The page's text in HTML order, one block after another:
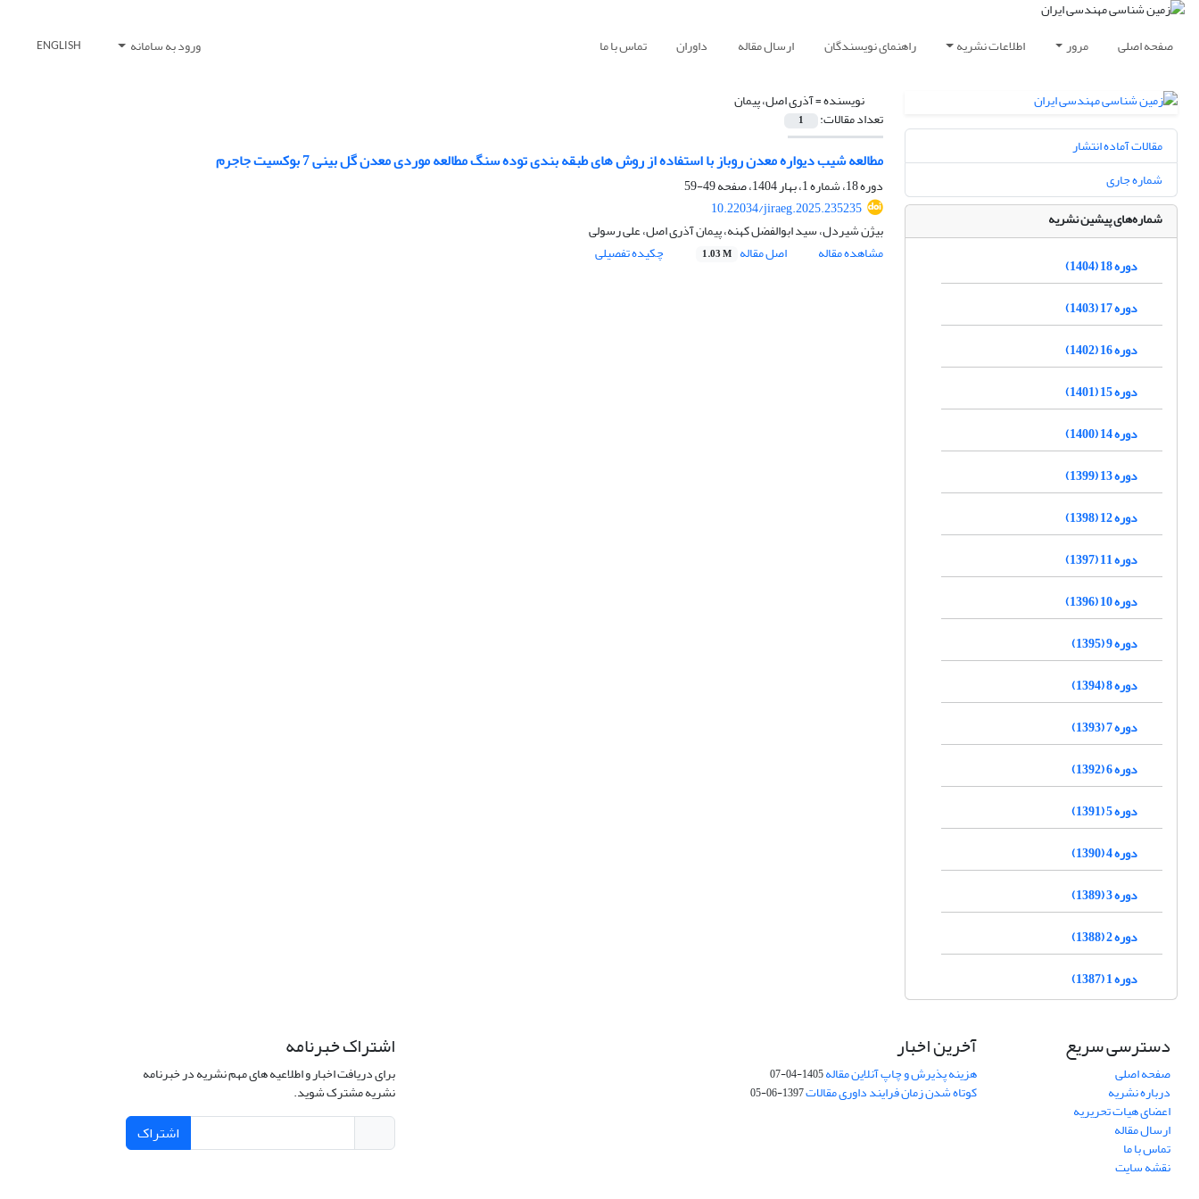
صفحه اصلی مرور اطلاعات نشریه راهنمای نویسندگان ارسال مقاله داوران تماس با ما ورود به سامانه ENGLISH
نویسنده =آذری اصل، پیمان
تعداد مقالات: 1
مطالعه شیب دیواره معدن روباز با استفاده از روش ‌های طبقه بندی توده سنگ مطالعه موردی معدن گل بینی 7 بوکسیت جاجرم
دوره 18، شماره 1، بهار 1404، صفحه
49-59
10.22034/jiraeg.2025.235235
بیژن شیردل، سید ابوالفضل کهنه، پیمان آذری اصل، علی رسولی
مشاهده مقاله
اصل مقاله 1.03 M چکیده تفصیلی
مقالات آماده انتشار
شماره جاری
شماره‌های پیشین نشریه
دوره 18 (1404)
دوره 17 (1403)
دوره 16 (1402)
دوره 15 (1401)
دوره 14 (1400)
دوره 13 (1399)
دوره 12 (1398)
دوره 11 (1397)
دوره 10 (1396)
دوره 9 (1395)
دوره 8 (1394)
دوره 7 (1393)
دوره 6 (1392)
دوره 5 (1391)
دوره 4 (1390)
دوره 3 (1389)
دوره 2 (1388)
دوره 1 (1387)
دسترسی سریع
صفحه اصلی
درباره نشریه
اعضای هیات تحریریه
ارسال مقاله
تماس با ما
نقشه سایت
آخرین اخبار
هزینه پذیرش و چاپ آنلاین مقاله1405-04-07
کوتاه شدن زمان فرایند داوری مقالات1397-06-05
اشتراک خبرنامه
برای دریافت اخبار و اطلاعیه های مهم نشریه در خبرنامه
نشریه مشترک شوید.
اشتراک